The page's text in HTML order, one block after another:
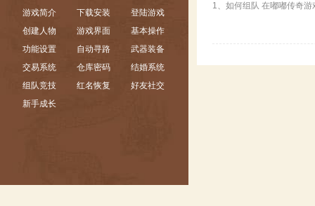
游戏简介 下载安装
登陆游戏
创建人物
游戏界面
基本操作
功能设置
自动寻路
武器装备
交易系统
仓库密码
结婚系统
组队竞技
红名恢复
好友社交
新手成长
1、如何组队 在嘟嘟传奇